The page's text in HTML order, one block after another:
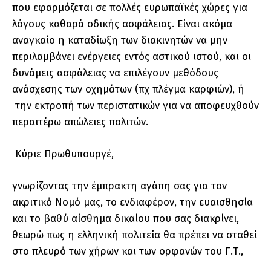
που εφαρμόζεται σε πολλές ευρωπαϊκές χώρες για
λόγους καθαρά οδικής ασφάλειας. Είναι ακόμα
αναγκαίο η καταδίωξη των διακινητών να μην
περιλαμβάνει ενέργειες εντός αστικού ιστού, και οι
δυνάμεις ασφάλειας να επιλέγουν μεθόδους
ανάσχεσης των οχημάτων (πχ πλέγμα καρφιών), ή
την εκτροπή των περιστατικών για να αποφευχθούν
περαιτέρω απώλειες πολιτών.
Κύριε Πρωθυπουργέ,
γνωρίζοντας την έμπρακτη αγάπη σας για τον
ακριτικό Νομό μας, το ενδιαφέρον, την ευαισθησία
και το βαθύ αίσθημα δικαίου που σας διακρίνει,
θεωρώ πως η ελληνική πολιτεία θα πρέπει να σταθεί
στο πλευρό των χήρων και των ορφανών του Γ.Τ.,